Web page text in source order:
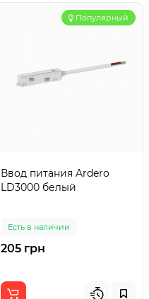
Популярный
Ввод питания Ardero
LD3000 белый
Есть в наличии
205 грн